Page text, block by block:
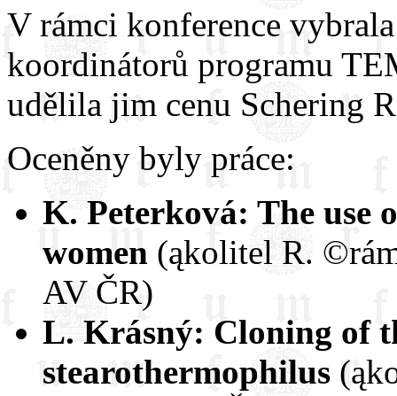
V rámci konference
koordinátorů programu
udělila jim cenu Schering
Oceněny byly práce:
K. Peterková: The use
women (ąkolitel R.
AV ČR)
L. Krásný: Cloning of
stearothermophilus